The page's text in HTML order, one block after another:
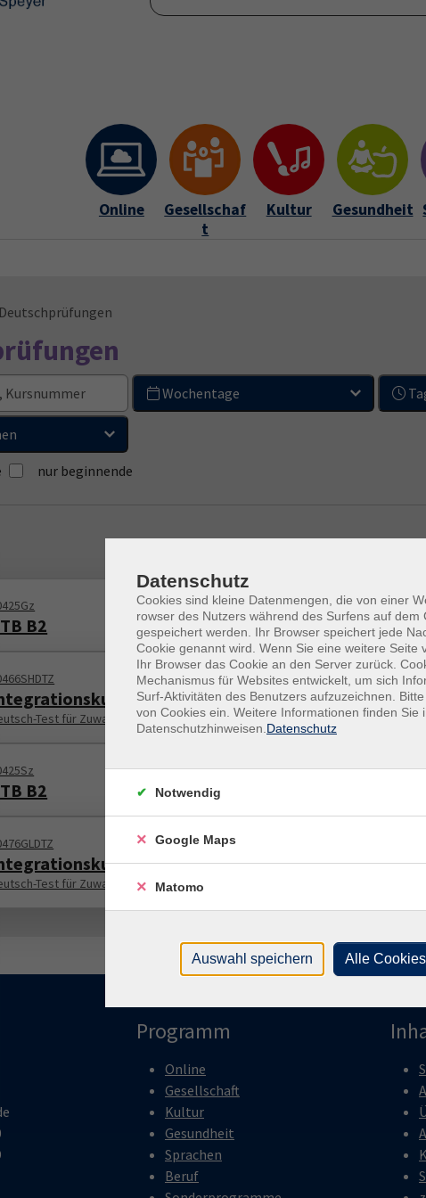
Startseite Anmeldung
Online
Gesellschaf
t
Kultur Gesundheit
Deutschprüfungen
Wochentage
nur beginnende
B2
Deutsch:
Test für Zuwanderer DTZ
B2
Deutsch:
Test für Zuwanderer DTZ
Programm
Online
Gesellschaft
Kultur
Gesundheit
Sprachen
Beruf
Datenschutz
Cookies sind kleine Datenmengen, die von einer
rowser des Nutzers während des Surfens auf dem
gespeichert werden. Ihr Browser speichert jede
Cookie genannt wird. Wenn Sie eine weitere Seite
Ihr Browser das Cookie an den Server zurück.
Mechanismus für Websites entwickelt, um sich
Surf-Aktivitäten des Benutzers aufzuzeichnen.
von Cookies ein. Weitere Informationen finden Sie
Datenschutzhinweisen. Datenschutz
Notwendig
Google Maps
Matomo
Auswahl speichern Alle